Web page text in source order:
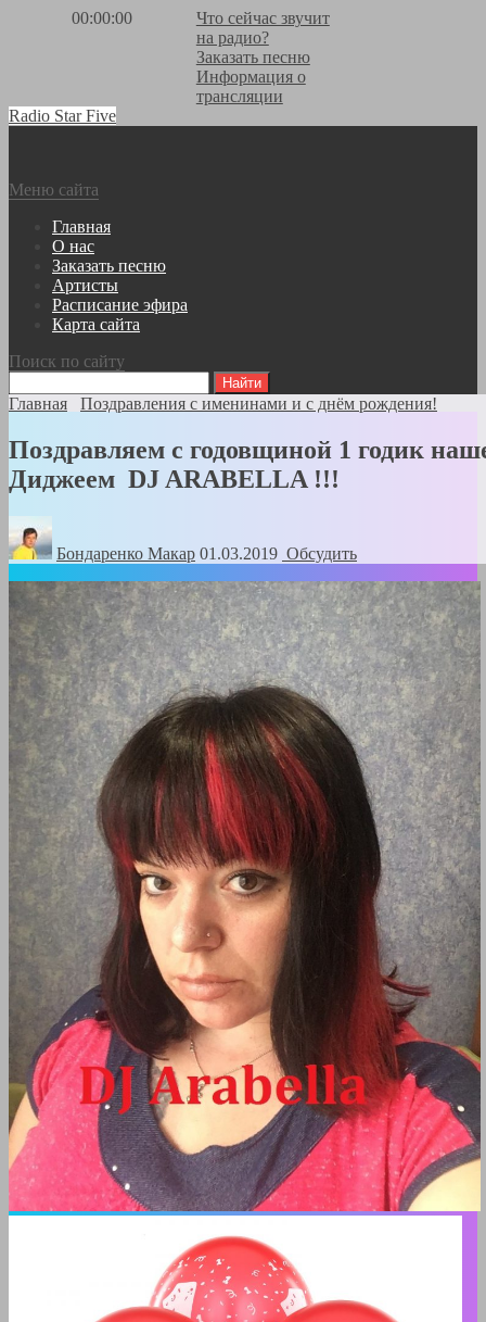
00:00:00
Что сейчас звучит
на радио?
Заказать песню
Информация о
трансляции
Radio Star Five
Меню сайта
Главная
О нас
Заказать песню
Артисты
Расписание эфира
Карта сайта
Поиск по сайту
Главная Поздравления с именинами и с днём рождения!
Поздравляем с годовщиной 1 годик
Диджеем DJ ARABELLA !!!
Бондаренко Mакар 01.03.2019 Обсудить